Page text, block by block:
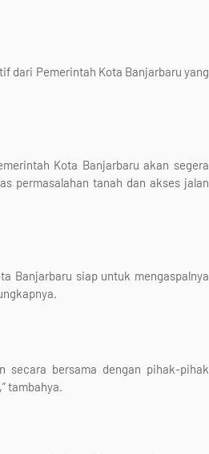
dari Pemerintah Kota Banjarbaru yang
Kota Banjarbaru akan segera
permasalahan tanah dan akses jalan
Banjarbaru siap untuk mengaspalnya
secara bersama dengan pihak-pihak
tambahya.